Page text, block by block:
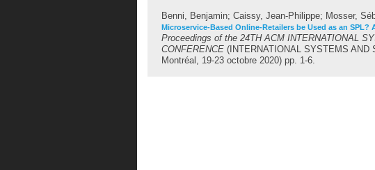
Benni, Benjamin; Caissy, Jean-Philippe; Mosser,
Microservice-Based Online-Retailers be Used as an
Proceedings of the 24TH ACM INTERNATIONAL
CONFERENCE (INTERNATIONAL SYSTEMS AND
Montréal, 19-23 octobre 2020) pp. 1-6.